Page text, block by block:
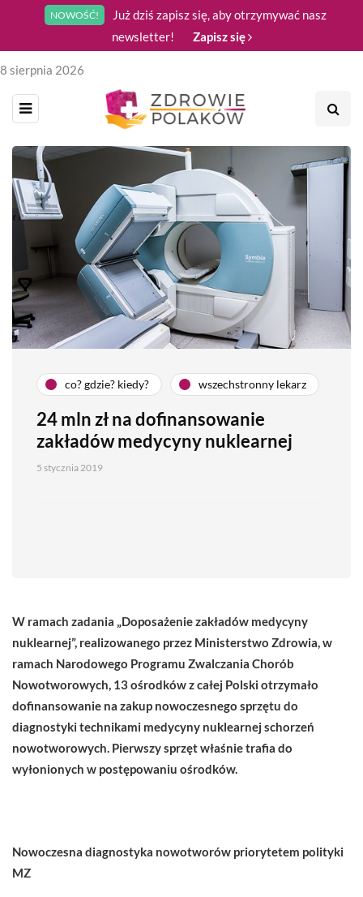
NOWOŚĆ!
Już dziś zapisz się, aby otrzymywać nasz
newsletter!
Zapisz się
8 sierpnia 2026
co? gdzie? kiedy? wszechstronny lekarz
24 mln zł na dofinansowanie
zakładów medycyny nuklearnej
5 stycznia 2019
W ramach zadania „Doposażenie zakładów medycyny
nuklearnej”, realizowanego przez Ministerstwo Zdrowia, w
ramach Narodowego Programu Zwalczania Chorób
Nowotworowych, 13 ośrodków z całej Polski otrzymało
dofinansowanie na zakup nowoczesnego sprzętu do
diagnostyki technikami medycyny nuklearnej schorzeń
nowotworowych. Pierwszy sprzęt właśnie trafia do
wyłonionych w postępowaniu ośrodków.
Nowoczesna diagnostyka nowotworów priorytetem polityki
MZ